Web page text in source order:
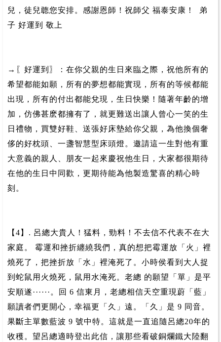
兒，徒兒聼您安排。感謝恩師！祝師父 福泰安康！ 弟
子 好運到 敬上
→〖好運到〗：在你父親的生日來臨之際，祝他所有的
希望都能如願，所有的夢想都能實現，所有的等候都能
出現，所有的付出都能兌現，生日快樂！隨著年齡的增
加，仿佛甚麽都擁有了，就更難送出讓人曾心一笑的生
日禮物，買雙好鞋、送張好床墊給你父親，為他換個奢
侈的好枕頭、一盞智慧型床頭燈。邀請這一生對他有重
大意義的親人、朋友一起來慶祝他生日，大家都很期待
在他的生日中同歡，更期待能為他製造驚喜的精心時
刻。
【4】. 呂總大貴人！猛料，勁料！不去信不代表不在大
家庭。 霉運和挫折纏繞我們，真的想把霉運放「火」裡
燒死了，把挫折放「水」裡淹死了。小時侯看到大人捉
到蛇鼠用火燒死，鼠用水淹死。老總 的願望「單」是平
安順遂······。回 6 信東月，老總相信天空重現蔚「藍」
願讀者們更開心，幸福更「久」遠。「久」是 9 同音。
果斷主單數藍波 9 號中特。這就是一直追隨呂總20年的
收穫。望呂總適時登出此信，讓那些看破銅爛鐵大陸翻